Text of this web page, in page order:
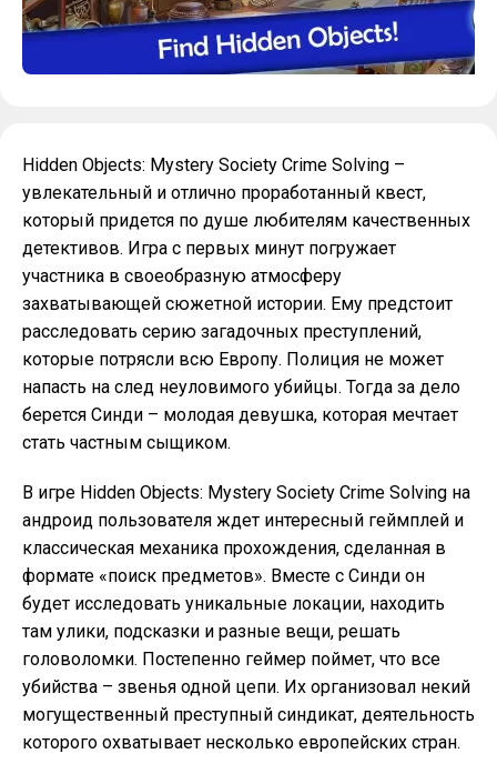
Hidden Objects: Mystery Society Crime Solving –
увлекательный и отлично проработанный квест,
который придется по душе любителям качественных
детективов. Игра с первых минут погружает
участника в своеобразную атмосферу
захватывающей сюжетной истории. Ему предстоит
расследовать серию загадочных преступлений,
которые потрясли всю Европу. Полиция не может
напасть на след неуловимого убийцы. Тогда за дело
берется Синди – молодая девушка, которая мечтает
стать частным сыщиком.
В игре Hidden Objects: Mystery Society Crime Solving на
андроид пользователя ждет интересный геймплей и
классическая механика прохождения, сделанная в
формате «поиск предметов». Вместе с Синди он
будет исследовать уникальные локации, находить
там улики, подсказки и разные вещи, решать
головоломки. Постепенно геймер поймет, что все
убийства – звенья одной цепи. Их организовал некий
могущественный преступный синдикат, деятельность
которого охватывает несколько европейских стран.